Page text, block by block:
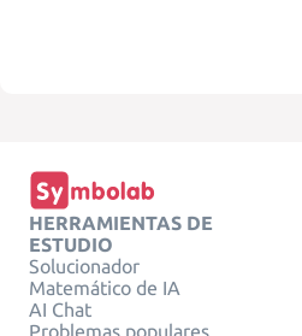
HERRAMIENTAS DE
ESTUDIO
Solucionador
Matemático de IA
AI Chat